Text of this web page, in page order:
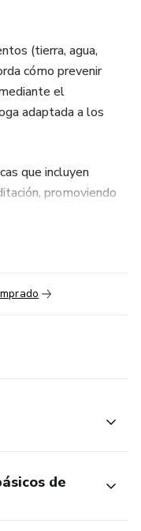
(tierra, agua,
cómo prevenir
el
adaptada a los
que incluyen
promoviendo
emocionales y a
de